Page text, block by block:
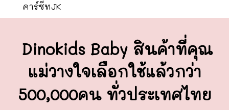
คาร์ซีทJK
Dinokids Baby สินค้าที่คุณ
แม่วางใจเลือกใช้แล้วกว่า
500,000คน ทั่วประเทศไทย